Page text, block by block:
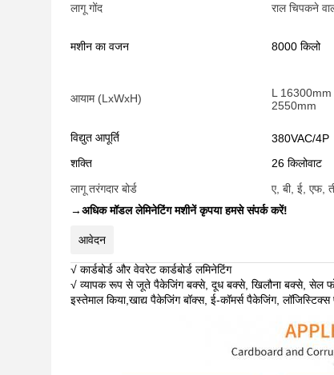
लागू गोंद
राल चिपकने
मशीन का वजन 8000 किलो
आयाम (LxWxH)
L
2550mm
विद्युत आपूर्ति 380VAC/4P
शक्ति
26 किलोवाट
लागू तरंगदार बोर्ड
ए, बी, ई, एफ,
→अधिक मॉडल लेमिनेटिंग मशीनें कृपया हमसे संपर्क करें!
आवेदन
√ कार्डबोर्ड और वेवरेट कार्डबोर्ड लमिनेटिंग
√ व्यापक रूप से जूते पैकेजिंग बक्से, दूध बक्से, खिलौना बक्से, सेल
इस्तेमाल किया,खाद्य पैकेजिंग बॉक्स, ई-कॉमर्स पैकेजिंग,